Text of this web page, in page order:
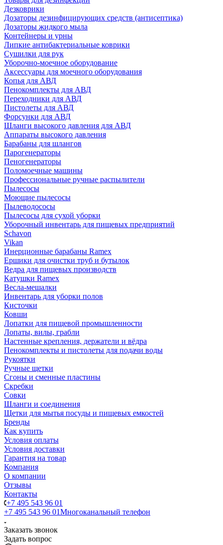
Дезковрики
Дозаторы дезинфицирующих средств (антисептика)
Дозаторы жидкого мыла
Контейнеры и урны
Липкие антибактериальные коврики
Сушилки для рук
Уборочно-моечное оборудование
Аксессуары для моечного оборудования
Копья для АВД
Пенокомплекты для АВД
Переходники для АВД
Пистолеты для АВД
Форсунки для АВД
Шланги высокого давления для АВД
Аппараты высокого давления
Барабаны для шлангов
Парогенераторы
Пеногенераторы
Поломоечные машины
Профессиональные ручные распылители
Пылесосы
Моющие пылесосы
Пылеводососы
Пылесосы для сухой уборки
Уборочный инвентарь для пищевых предприятий
Schavon
Vikan
Инерционные барабаны Ramex
Ершики для очистки труб и бутылок
Ведра для пищевых производств
Катушки Ramex
Весла-мешалки
Инвентарь для уборки полов
Кисточки
Ковши
Лопатки для пищевой промышленности
Лопаты, вилы, грабли
Настенные крепления, держатели и вёдра
Пенокомплекты и пистолеты для подачи воды
Рукоятки
Ручные щетки
Сгоны и сменные пластины
Скребки
Совки
Шланги и соединения
Щетки для мытья посуды и пищевых емкостей
Бренды
Как купить
Условия оплаты
Условия доставки
Гарантия на товар
Компания
О компании
Отзывы
Контакты
+7 495 543 96 01
+7 495 543 96 01Многоканальный телефон
Заказать звонок
Задать вопрос